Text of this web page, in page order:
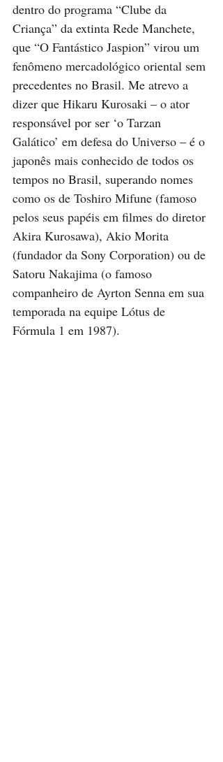
dentro do programa “Clube da
Criança” da extinta Rede Manchete,
que “O Fantástico Jaspion” virou um
fenômeno mercadológico oriental sem
precedentes no Brasil. Me atrevo a
dizer que Hikaru Kurosaki – o ator
responsável por ser ‘o Tarzan
Galático’ em defesa do Universo – é o
japonês mais conhecido de todos os
tempos no Brasil, superando nomes
como os de Toshiro Mifune (famoso
pelos seus papéis em filmes do diretor
Akira Kurosawa), Akio Morita
(fundador da Sony Corporation) ou de
Satoru Nakajima (o famoso
companheiro de Ayrton Senna em sua
temporada na equipe Lótus de
Fórmula 1 em 1987).